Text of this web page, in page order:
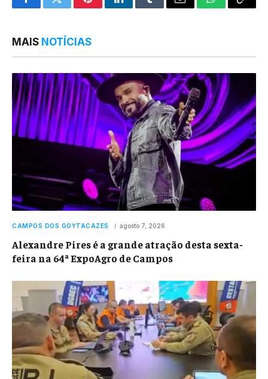
FacebookTwitterPinterestLinkedInTumblrEmail WhatsApp
Copy
MAIS NOTÍCIAS
CAMPOS DOS GOYTACAZES agosto 7, 2026
Alexandre Pires é a grande atração desta sexta-
feira na 64ª ExpoAgro de Campos